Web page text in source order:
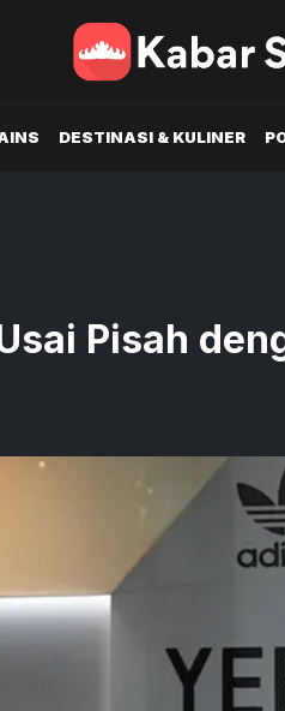
DESTINASI & KULINER
Pisah